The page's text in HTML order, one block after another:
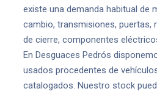
existe una demanda habitual de
cambio, transmisiones, puertas,
de cierre, componentes
En Desguaces Pedrós
usados procedentes de
catalogados. Nuestro stock